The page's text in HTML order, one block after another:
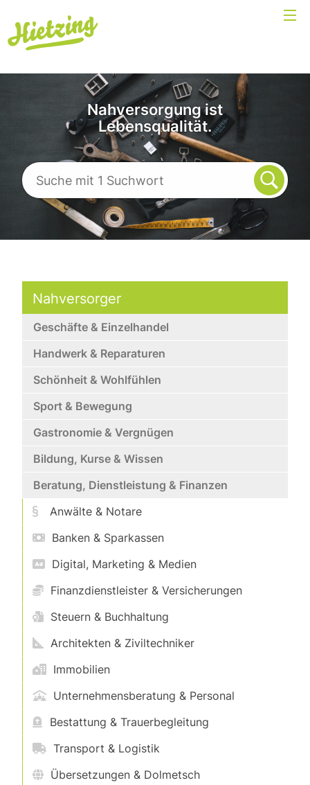
Nahversorgung ist
Lebensqualität.
Nahversorger
Geschäfte & Einzelhandel
Handwerk & Reparaturen
Schönheit & Wohlfühlen
Sport & Bewegung
Gastronomie & Vergnügen
Bildung, Kurse & Wissen
Beratung, Dienstleistung & Finanzen
Anwälte & Notare
Banken & Sparkassen
Digital, Marketing & Medien
Finanzdienstleister & Versicherungen
Steuern & Buchhaltung
Architekten & Ziviltechniker
Immobilien
Unternehmensberatung & Personal
Bestattung & Trauerbegleitung
Transport & Logistik
Übersetzungen & Dolmetsch